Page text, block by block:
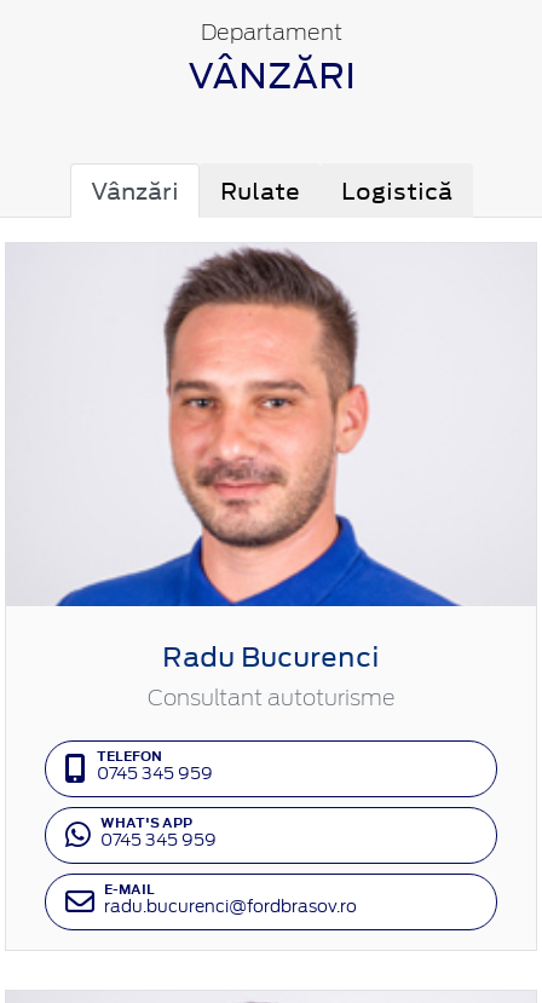
Departament
VÂNZĂRI
Vânzări Rulate Logistică
Radu Bucurenci
Consultant autoturisme
TELEFON
0745 345 959
WHAT'S APP
0745 345 959
E-MAIL
radu.bucurenci@fordbrasov.ro